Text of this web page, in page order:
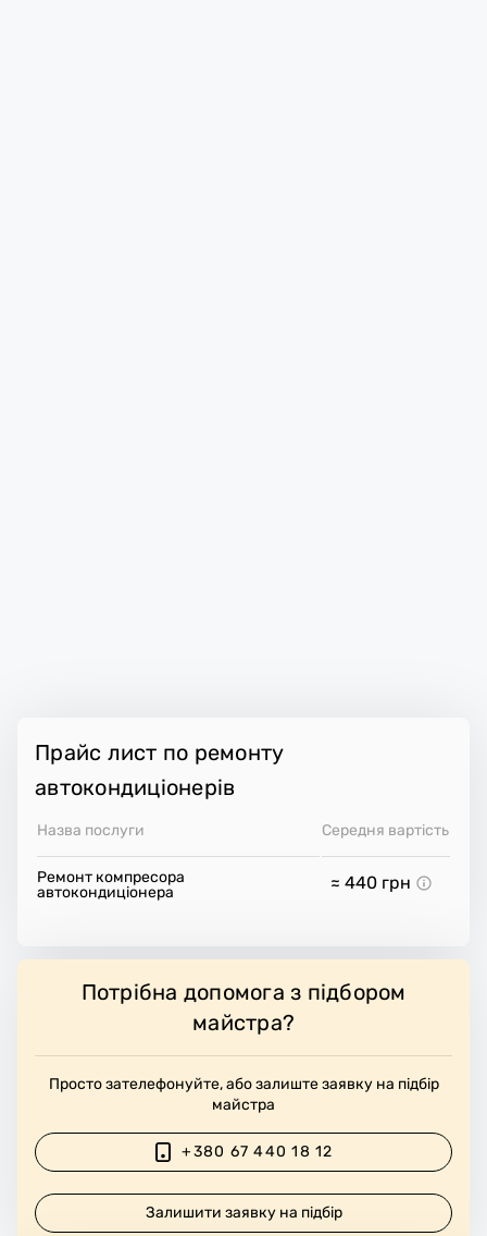
Прайс лист по ремонту
автокондиціонерів
Назва послуги Середня вартість
Ремонт компресора
автокондиціонера
≈ 440 грн
Потрібна допомога з підбором
майстра?
Просто зателефонуйте, або залиште заявку на підбір
майстра
+380 67 440 18 12
Залишити заявку на підбір